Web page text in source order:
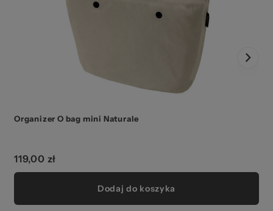
Organizer O bag mini Naturale
119,00 zł
Dodaj do koszyka